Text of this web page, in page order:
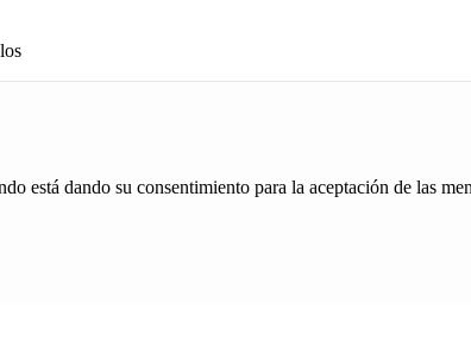
está dando su consentimiento para la aceptación de las